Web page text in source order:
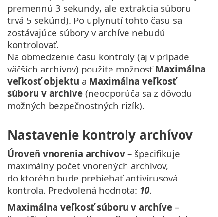
premennú 3 sekundy, ale extrakcia súboru
trvá 5 sekúnd). Po uplynutí tohto času sa
zostávajúce súbory v archíve nebudú
kontrolovať.
Na obmedzenie času kontroly (aj v prípade
väčších archívov) použite možnosťMaximálna
veľkosť objektu a Maximálna veľkosť
súboru v archíve (neodporúča sa z dôvodu
možných bezpečnostných rizík).
Nastavenie kontroly archívov
Úroveň vnorenia archívov – špecifikuje
maximálny počet vnorených archívov,
do ktorého bude prebiehať antivírusová
kontrola. Predvolená hodnota: 10.
Maximálna veľkosť súboru v archíve –